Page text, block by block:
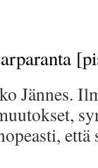
Jännes.
että